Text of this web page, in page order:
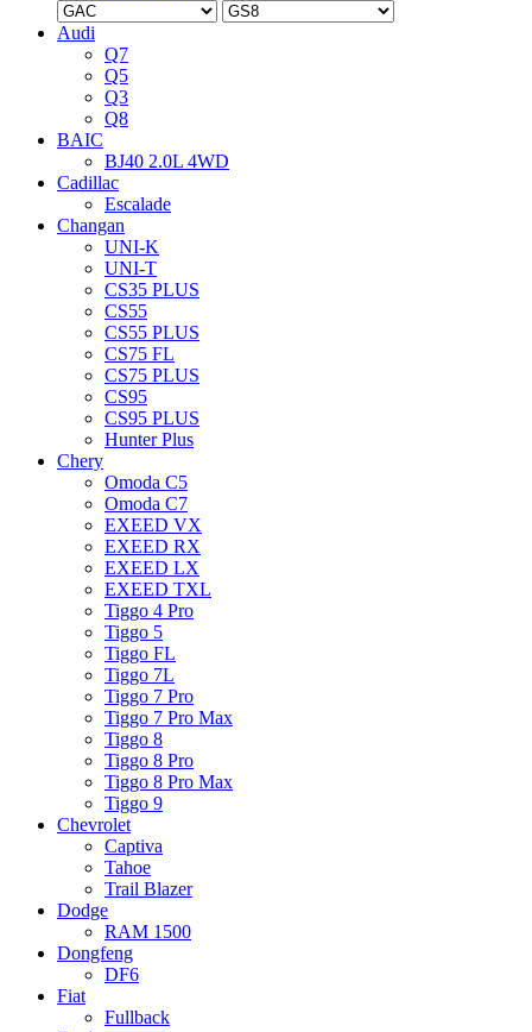
Audi
Q7
Q5
Q3
Q8
BAIC
BJ40 2.0L 4WD
Cadillac
Escalade
Changan
UNI-K
UNI-T
CS35 PLUS
CS55
CS55 PLUS
CS75 FL
CS75 PLUS
CS95
CS95 PLUS
Hunter Plus
Chery
Omoda C5
Omoda C7
EXEED VX
EXEED RX
EXEED LX
EXEED TXL
Tiggo 4 Pro
Tiggo 5
Tiggo FL
Tiggo 7L
Tiggo 7 Pro
Tiggo 7 Pro Max
Tiggo 8
Tiggo 8 Pro
Tiggo 8 Pro Max
Tiggo 9
Chevrolet
Captiva
Tahoe
Trail Blazer
Dodge
RAM 1500
Dongfeng
DF6
Fiat
Fullback